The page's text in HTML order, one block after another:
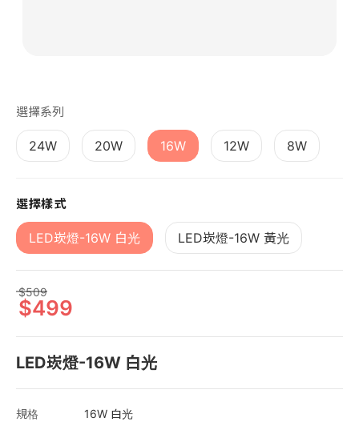
選擇系列
24W 20W 16W 12W 8W
選擇樣式
LED崁燈-16W 白光 LED崁燈-16W 黃光
509
499
LED崁燈-16W 白光
規格
16W 白光